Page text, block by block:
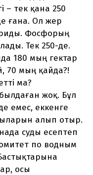
тек қана 250
ғана. Ол жер
Фосфорың
Тек 250-де.
180 мың гектар
70 мың қайда?!
ма?
жоқ. Бұл
емес, еккенге
алып отыр.
суды есептеп
по водным
осы